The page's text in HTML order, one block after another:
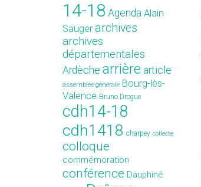
14-18 Agenda Alain
Sauger archives
archives
départementales
Ardèche arrière article
assemblée générale Bourg-lès-
Valence Bruno Drogue
cdh14-18
cdh1418 charpey collecte
colloque
commémoration
conférence Dauphiné